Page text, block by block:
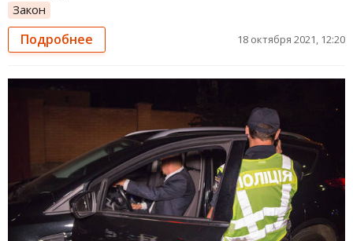
Закон
Подробнее 18 октября 2021, 12:20